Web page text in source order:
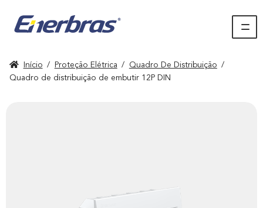
Início / Proteção Elétrica / Quadro De Distribuição /
Quadro de distribuição de embutir 12P DIN